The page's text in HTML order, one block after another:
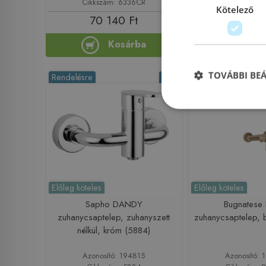
70 140 Ft
Kosárba
58 800
Rendelésre
Előleg köteles
Sapho DANDY
zuhanycsaptelep, zuhanyszett
nélkül, króm (5884)
Azonosító: 194815
Rendelésre
Előleg köteles
Bugnatese
zuhanycsaptelep,
Azonosító:
Kötelező
TOVÁBBI